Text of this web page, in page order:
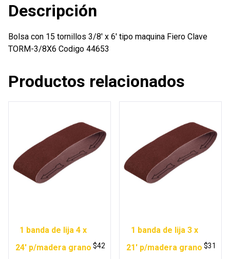
cantidad
Descripción
Bolsa con 15 tornillos 3/8′ x 6′ tipo maquina Fiero Clave
TORM-3/8X6 Codigo 44653
Productos relacionados
1 banda de lija 4 x
24′ p/madera grano $42
1 banda de lija 3 x
21′ p/madera grano $31